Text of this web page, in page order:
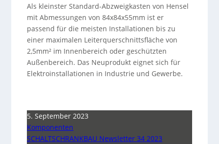
Als kleinster Standard-Abzweigkasten von Hensel
mit Abmessungen von 84x84x55mm ist er
passend für die meisten Installationen bis zu
einer maximalen Leiterquerschnittsfläche von
2,5mm² im Innenbereich oder geschützten
Außenbereich. Das Neuprodukt eignet sich für
Elektroinstallationen in Industrie und Gewerbe.
5. September 2023
Komponenten
SCHALTSCHRANKBAU Newsletter 34 2023